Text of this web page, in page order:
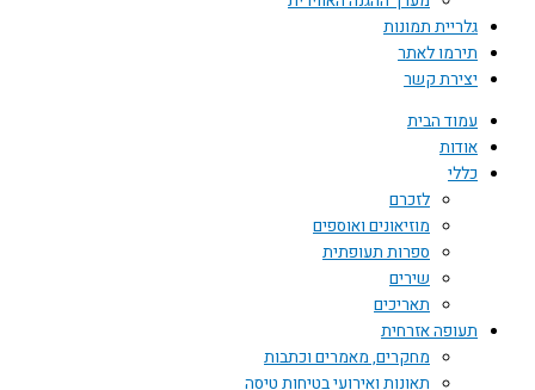
גלריית תמונות
תירמו לאתר
יצירת קשר
עמוד הבית
אודות
כללי
לזכרם
מוזיאונים ואוספים
ספרות תעופתית
שירים
תאריכים
תעופה אזרחית
מחקרים, מאמרים וכתבות
תאונות ואירועי בטיחות טיסה